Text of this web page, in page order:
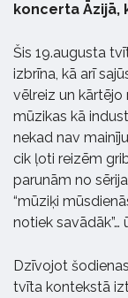
koncerta Āzijā,
Šis 19.augusta
izbrīna, kā arī
vēlreiz un kārtējo
mūzikas kā
nekad nav
cik ļoti reizēm
parunām no
“mūziķi
notiek savādāk”…
Dzīvojot
tvīta kontekstā